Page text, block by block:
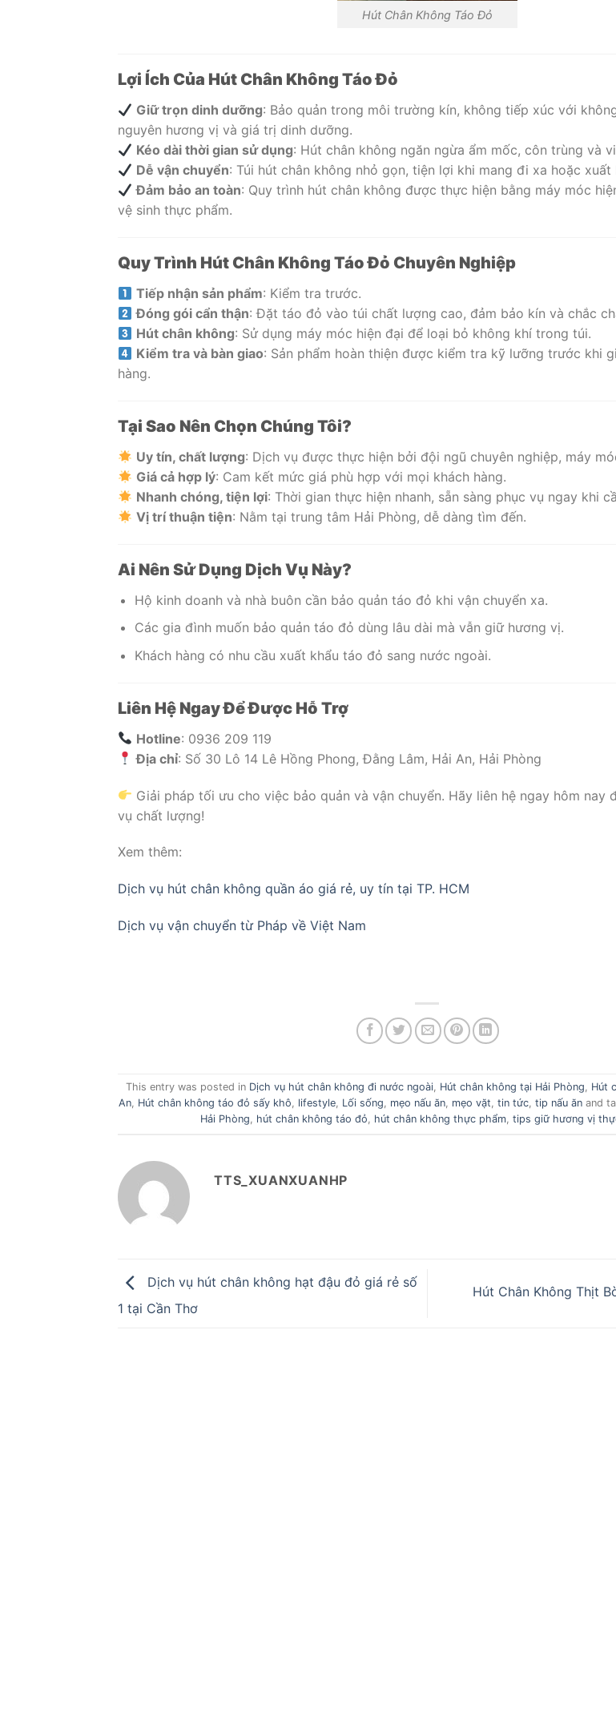
Hút Chân Không Táo Đỏ
Lợi Ích Của Hút Chân Không Táo Đỏ
Giữ trọn dinh dưỡng: Bảo quản trong môi trường kín, không tiếp xúc với
nguyên hương vị và giá trị dinh dưỡng.
Kéo dài thời gian sử dụng: Hút chân không ngăn ngừa ẩm mốc, côn trùng và
Dễ vận chuyển: Túi hút chân không nhỏ gọn, tiện lợi khi mang đi xa hoặc xuất
Đảm bảo an toàn: Quy trình hút chân không được thực hiện bằng máy móc
vệ sinh thực phẩm.
Quy Trình Hút Chân Không Táo Đỏ Chuyên Nghiệp
Tiếp nhận sản phẩm: Kiểm tra trước.
Đóng gói cẩn thận: Đặt táo đỏ vào túi chất lượng cao, đảm bảo kín và chắc
Hút chân không: Sử dụng máy móc hiện đại để loại bỏ không khí trong túi.
Kiểm tra và bàn giao: Sản phẩm hoàn thiện được kiểm tra kỹ lưỡng trước khi
hàng.
Tại Sao Nên Chọn Chúng Tôi?
Uy tín, chất lượng: Dịch vụ được thực hiện bởi đội ngũ chuyên nghiệp, máy
Giá cả hợp lý: Cam kết mức giá phù hợp với mọi khách hàng.
Nhanh chóng, tiện lợi: Thời gian thực hiện nhanh, sẵn sàng phục vụ ngay khi
Vị trí thuận tiện: Nằm tại trung tâm Hải Phòng, dễ dàng tìm đến.
Ai Nên Sử Dụng Dịch Vụ Này?
Hộ kinh doanh và nhà buôn cần bảo quản táo đỏ khi vận chuyển xa.
Các gia đình muốn bảo quản táo đỏ dùng lâu dài mà vẫn giữ hương vị.
Khách hàng có nhu cầu xuất khẩu táo đỏ sang nước ngoài.
Liên Hệ Ngay Để Được Hỗ Trợ
Hotline: 0936 209 119
Địa chỉ: Số 30 Lô 14 Lê Hồng Phong, Đằng Lâm, Hải An, Hải Phòng
Giải pháp tối ưu cho việc bảo quản và vận chuyển. Hãy liên hệ ngay hôm nay
vụ chất lượng!
Xem thêm:
Dịch vụ hút chân không quần áo giá rẻ, uy tín tại TP. HCM
Dịch vụ vận chuyển từ Pháp về Việt Nam
This entry was posted in Dịch vụ hút chân không đi nước ngoài, Hút chân không tại Hải Phòng, Hút
An, Hút chân không táo đỏ sấy khô, lifestyle, Lối sống, mẹo nấu ăn, mẹo vặt,tin tức,tip nấu ăn and
Hải Phòng, hút chân không táo đỏ, hút chân không thực phẩm, tips giữ hương vị
TTS_XUANXUANHP
Dịch vụ hút chân không hạt đậu đỏ giá rẻ số
1 tại Cần Thơ
Hút Chân Không Thịt